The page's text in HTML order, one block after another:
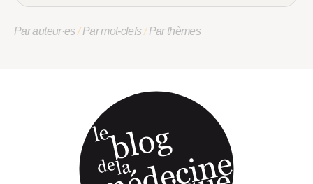
Par auteur·es/Par mot-clefs/Par thèmes